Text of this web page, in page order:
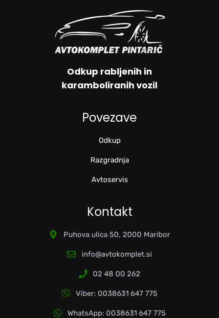
Odkup rabljenih in
karamboliranih vozil
Povezave
Odkup
Razgradnja
Avtoservis
Kontakt
Puhova ulica 50, 2000 Maribor
info@avtokomplet.si
02 48 00 262
Viber: 0038631 647 775
WhatsApp: 0038631 647 775